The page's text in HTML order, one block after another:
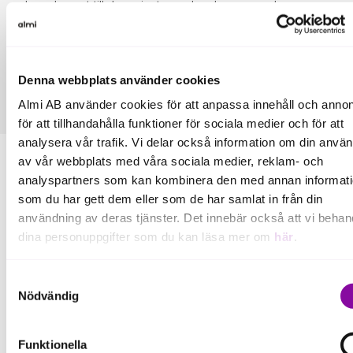
Denna webbplats använder cookies
Almi AB använder cookies för att anpassa innehåll och
för att tillhandahålla funktioner för sociala medier och för att
analysera vår trafik. Vi delar också information om din
av vår webbplats med våra sociala medier, reklam- och
analyspartners som kan kombinera den med annan
som du har gett dem eller som de har samlat in från din
användning av deras tjänster. Det innebär också att vi
dina personuppgifter som du kan läsa mer om här .
delning av information enligt ovan, inte att ske, förutom för
som är nödvändiga för att hemsidan ska fungera se mer
Nödvändig
Funktionella
komplement till den privata marknaden avseende
företags behov av finansiering och affärsutveckling.
Frida HallströmChristina Gehrke
Fler pressmeddelanden
Läs mer